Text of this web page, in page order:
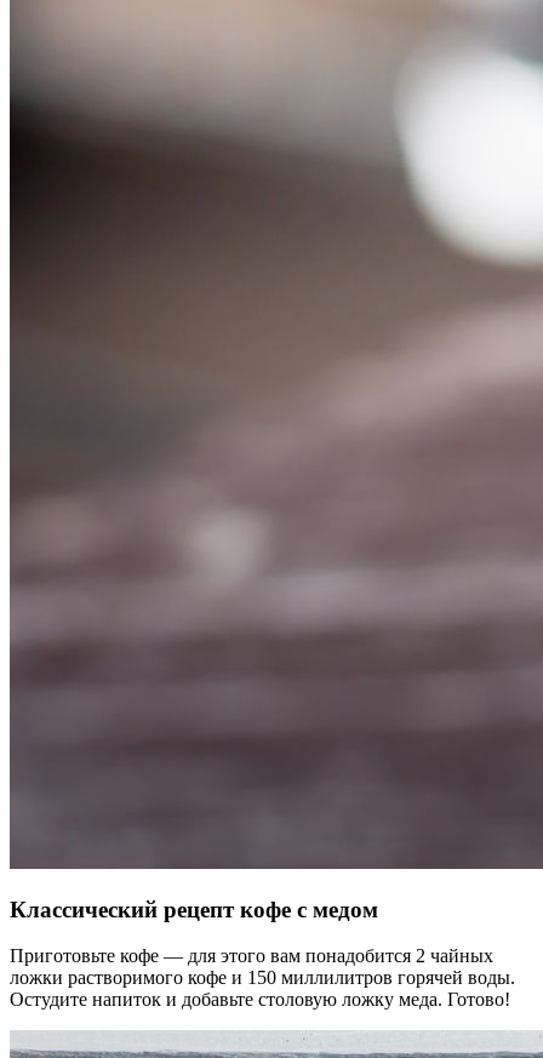
Классический рецепт кофе с медом
Приготовьте кофе — для этого вам понадобится 2 чайных
ложки растворимого кофе и 150 миллилитров горячей воды.
Остудите напиток и добавьте столовую ложку меда. Готово!